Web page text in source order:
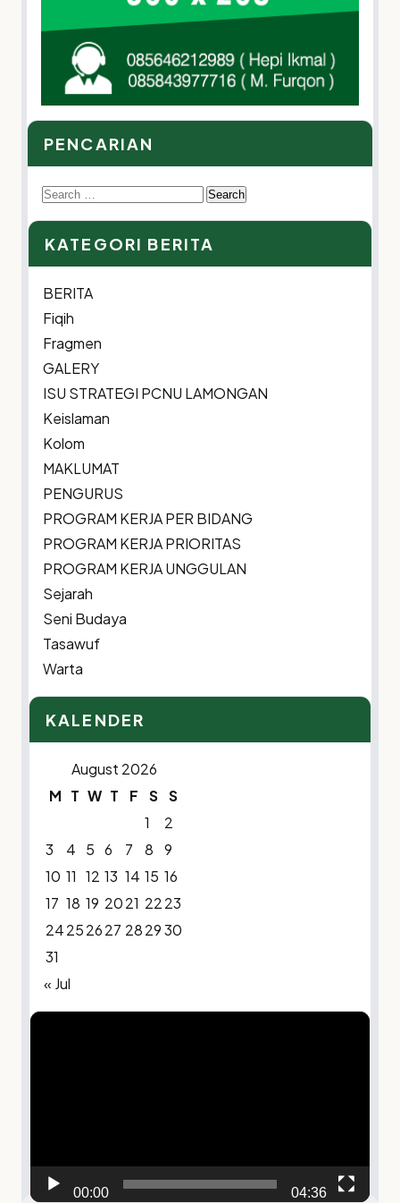
PENCARIAN
Search
for:
KATEGORI BERITA
BERITA
Fiqih
Fragmen
GALERY
ISU STRATEGI PCNU LAMONGAN
Keislaman
Kolom
MAKLUMAT
PENGURUS
PROGRAM KERJA PER BIDANG
PROGRAM KERJA PRIORITAS
PROGRAM KERJA UNGGULAN
Sejarah
Seni Budaya
Tasawuf
Warta
KALENDER
August 2026
M T W T F S S
1
2
3
4 5 6 7 8
9
10 11 12 13 14 15 16
17 18 19 2021 2223
24252627 282930
31
« Jul
Video
00:00 04:36